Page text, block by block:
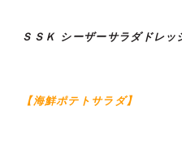
ＳＳＫ シーザーサラダドレッ
【海鮮ポテトサラダ】